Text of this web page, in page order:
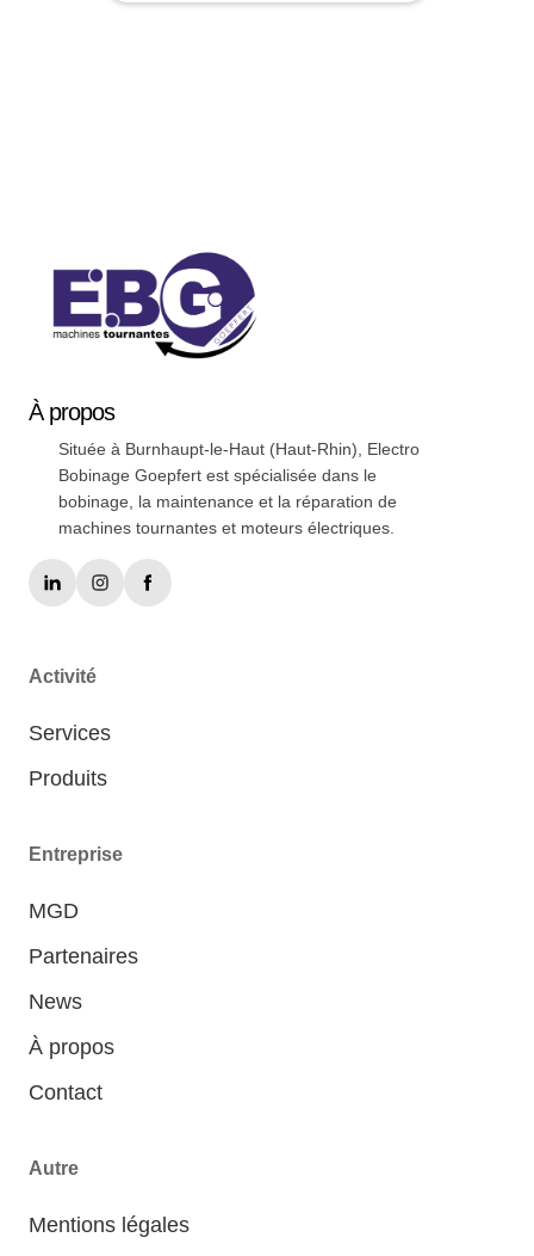
Àpropos
Située à Burnhaupt-le-Haut (Haut-Rhin), Electro
Bobinage Goepfert est spécialisée dans le
bobinage, la maintenance et la réparation de
machines tournantes et moteurs électriques.
Activité
Services
Produits
Entreprise
MGD
Partenaires
News
À propos
Contact
Autre
Mentions légales